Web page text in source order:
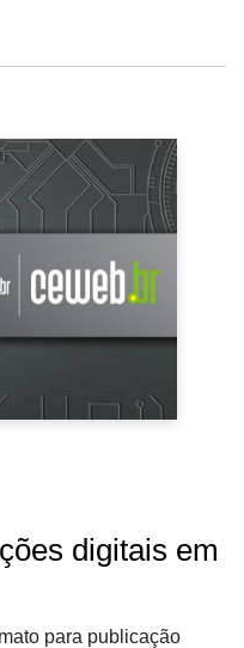
digitais em
para publicação